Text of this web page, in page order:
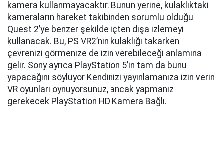
kamera kullanmayacaktır. Bunun yerine, kulaklıktaki
kameraların hareket takibinden sorumlu olduğu
Quest 2’ye benzer şekilde içten dışa izlemeyi
kullanacak. Bu, PS VR2’nin kulaklığı takarken
çevrenizi görmenize de izin verebileceği anlamına
gelir. Sony ayrıca PlayStation 5’in tam da bunu
yapacağını söylüyor Kendinizi yayınlamanıza izin verin
VR oyunları oynuyorsunuz, ancak yapmanız
gerekecek PlayStation HD Kamera Bağlı.